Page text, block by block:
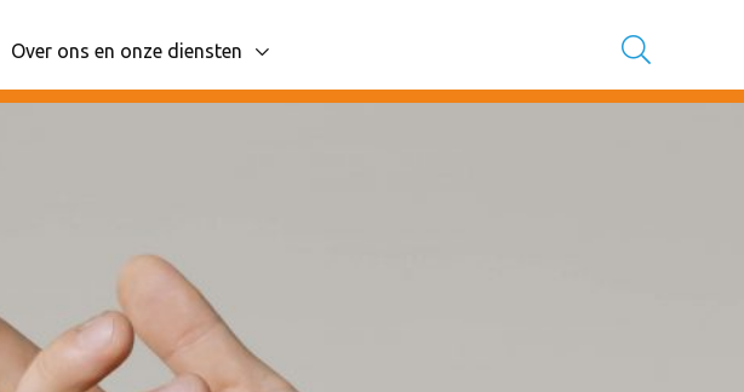
navigatie items
Over ons en onze diensten
Toon onderliggende navigatie items